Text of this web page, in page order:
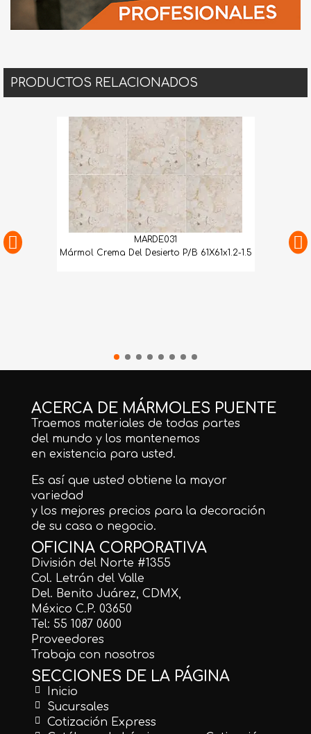
PRODUCTOS RELACIONADOS
MARDE031
Mármol Crema Del Desierto P/B 61X61x1.2-1.5
ACERCA DE MÁRMOLES PUENTE
Traemos materiales de todas partes
del mundo y los mantenemos
en existencia para usted.
Es así que usted obtiene la mayor
variedad
y los mejores precios para la decoración
de su casa o negocio.
OFICINA CORPORATIVA
División del Norte #1355
Col. Letrán del Valle
Del. Benito Juárez, CDMX,
México C.P. 03650
Tel: 55 1087 0600
Proveedores
Trabaja con nosotros
SECCIONES DE LA PÁGINA
Inicio
Sucursales
Cotización Express